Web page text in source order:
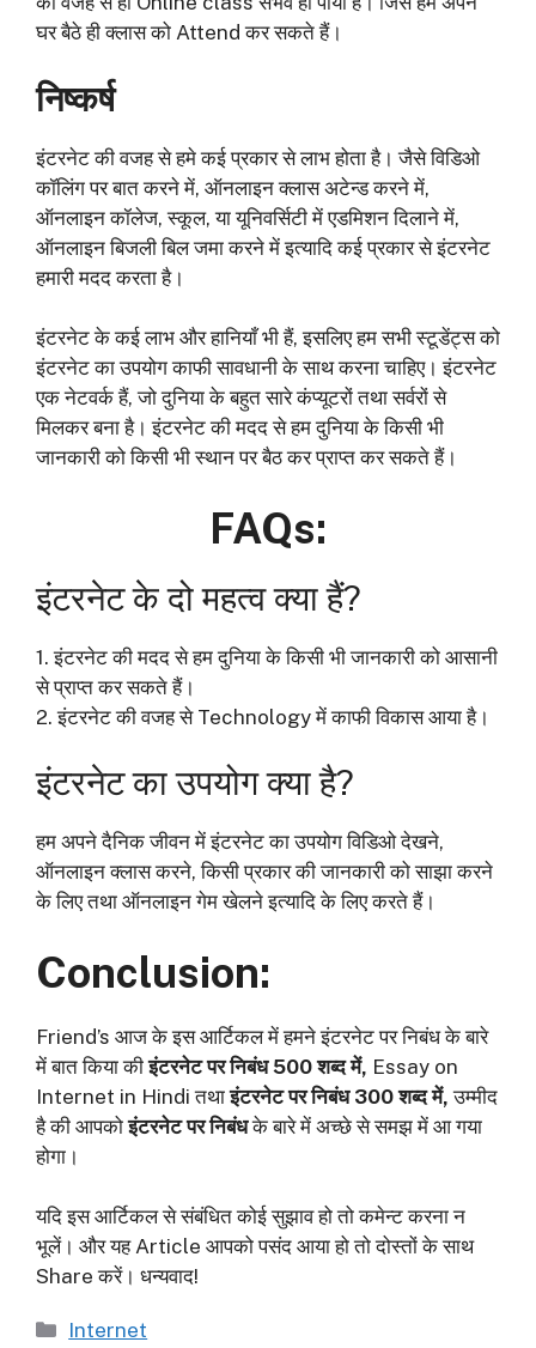
घर बैठे ही क्लास को Attend कर सकते हैं।
निष्कर्ष
इंटरनेट की वजह से हमे कई प्रकार से लाभ होता है। जैसे विडिओ
कॉलिंग पर बात करने में, ऑनलाइन क्लास अटेन्ड करने में,
ऑनलाइन कॉलेज, स्कूल, या यूनिवर्सिटी में एडमिशन दिलाने में,
ऑनलाइन बिजली बिल जमा करने में इत्यादि कई प्रकार से इंटरनेट
हमारी मदद करता है।
इंटरनेट के कई लाभ और हानियाँ भी हैं, इसलिए हम सभी स्टूडेंट्स को
इंटरनेट का उपयोग काफी सावधानी के साथ करना चाहिए। इंटरनेट
एक नेटवर्क हैं, जो दुनिया के बहुत सारे कंप्यूटरों तथा सर्वरों से
मिलकर बना है। इंटरनेट की मदद से हम दुनिया के किसी भी
जानकारी को किसी भी स्थान पर बैठ कर प्राप्त कर सकते हैं।
FAQs:
इंटरनेट के दो महत्व क्या हैं?
1. इंटरनेट की मदद से हम दुनिया के किसी भी जानकारी को आसानी
से प्राप्त कर सकते हैं।
2. इंटरनेट की वजह से Technology में काफी विकास आया है।
इंटरनेट का उपयोग क्या है?
हम अपने दैनिक जीवन में इंटरनेट का उपयोग विडिओ देखने,
ऑनलाइन क्लास करने, किसी प्रकार की जानकारी को साझा करने
के लिए तथा ऑनलाइन गेम खेलने इत्यादि के लिए करते हैं।
Conclusion:
Friend’s आज के इस आर्टिकल में हमने इंटरनेट पर निबंध के बारे
में बात किया कीइंटरनेट पर निबंध500शब्द में, Essay on
Internet in Hindi तथाइंटरनेट पर निबंध 300 शब्द में,उम्मीद
है की आपकोइंटरनेट पर निबंधके बारे में अच्छे से समझ में आ गया
होगा।
यदि इस आर्टिकल से संबंधित कोई सुझाव हो तो कमेन्ट करना न
भूलें। और यह Article आपको पसंद आया हो तो दोस्तों के साथ
Share करें। धन्यवाद!
Categories
Internet